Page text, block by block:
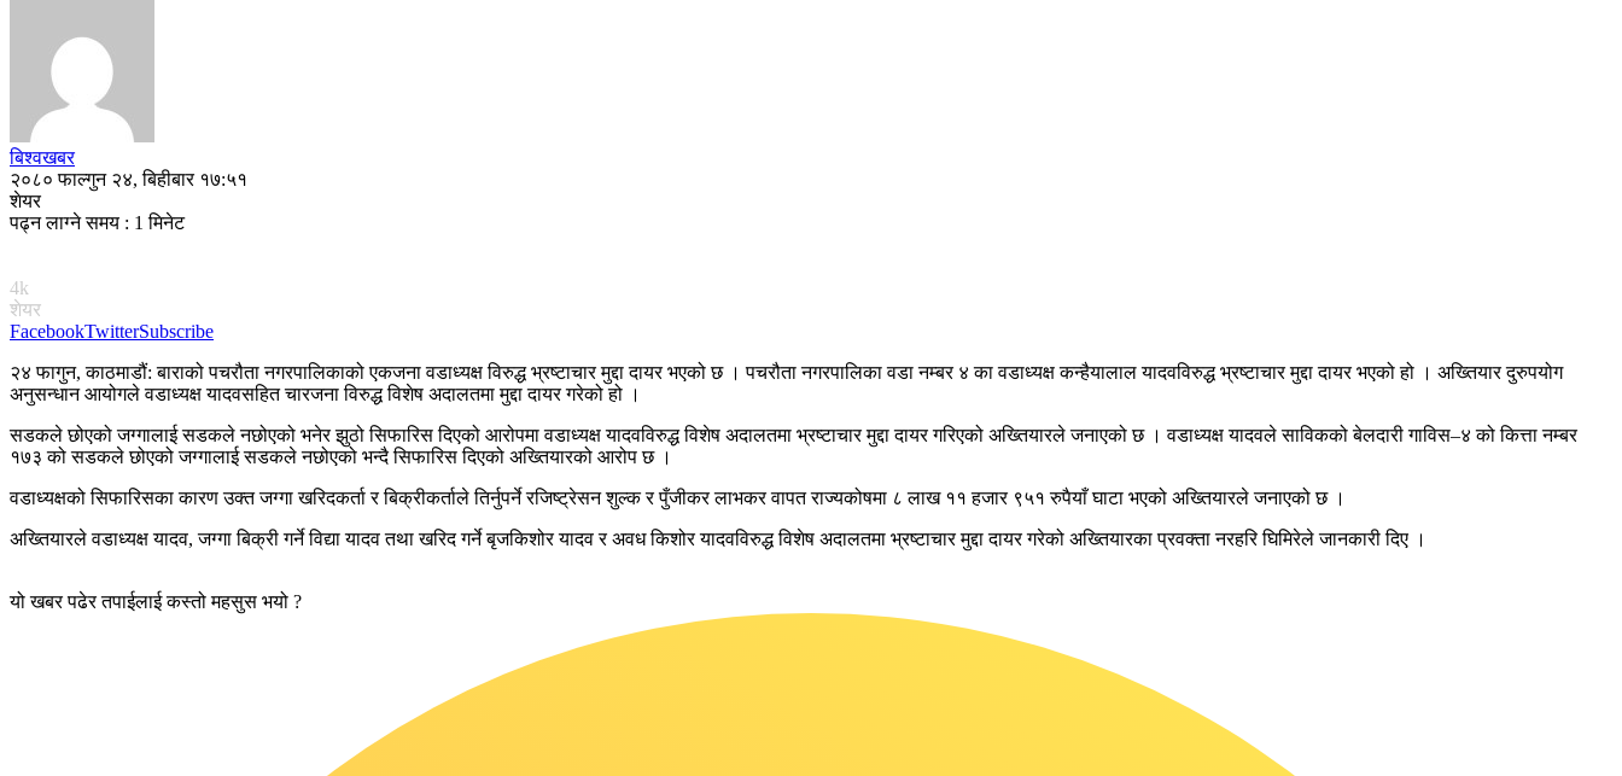
बिश्वखबर
२०८० फाल्गुन २४, बिहीबार १७:५१
शेयर
पढ्न लाग्ने समय : 1 मिनेट
4k
शेयर
FacebookTwitterSubscribe
२४ फागुन, काठमाडौं: बाराको पचरौता नगरपालिकाको एकजना वडाध्यक्ष विरुद्ध भ्रष्टाचार मुद्दा दायर भएको छ । पचरौता नगरपालिका वडा नम्बर ४ का वडाध्यक्ष कन्हैयालाल यादवविरुद्ध भ्रष्टाचार मुद्दा दायर भएको हो । अख्तियार दुरुपयोग
अनुसन्धान आयोगले वडाध्यक्ष यादवसहित चारजना विरुद्ध विशेष अदालतमा मुद्दा दायर गरेको हो ।
सडकले छोएको जग्गालाई सडकले नछोएको भनेर झुठो सिफारिस दिएको आरोपमा वडाध्यक्ष यादवविरुद्ध विशेष अदालतमा भ्रष्टाचार मुद्दा दायर गरिएको अख्तियारले जनाएको छ । वडाध्यक्ष यादवले साविकको बेलदारी गाविस–४ को कित्ता नम्बर
१७३ को सडकले छोएको जग्गालाई सडकले नछोएको भन्दै सिफारिस दिएको अख्तियारको आरोप छ ।
वडाध्यक्षको सिफारिसका कारण उक्त जग्गा खरिदकर्ता र बिक्रीकर्ताले तिर्नुपर्ने रजिष्ट्रेसन शुल्क र पुँजीकर लाभकर वापत राज्यकोषमा ८ लाख ११ हजार ९५१ रुपैयाँ घाटा भएको अख्तियारले जनाएको छ ।
अख्तियारले वडाध्यक्ष यादव, जग्गा बिक्री गर्ने विद्या यादव तथा खरिद गर्ने बृजकिशोर यादव र अवध किशोर यादवविरुद्ध विशेष अदालतमा भ्रष्टाचार मुद्दा दायर गरेको अख्तियारका प्रवक्ता नरहरि घिमिरेले जानकारी दिए ।
यो खबर पढेर तपाईलाई कस्तो महसुस भयो ?